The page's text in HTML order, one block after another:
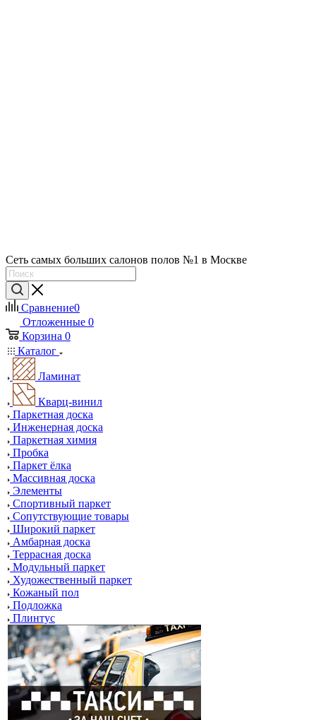
Сеть самых больших салонов полов №1 в Москве
Сравнение0
Отложенные 0
Корзина 0
Каталог
Ламинат
Кварц-винил
Паркетная доска
Инженерная доска
Паркетная химия
Пробка
Паркет ёлка
Массивная доска
Элементы
Спортивный паркет
Сопутствующие товары
Широкий паркет
Амбарная доска
Террасная доска
Модульный паркет
Художественный паркет
Кожаный пол
Подложка
Плинтус